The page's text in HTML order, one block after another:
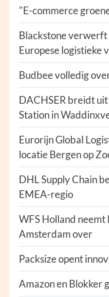
"E-commerce
Blackstone
Europese logistieke
Budbee volledig
DACHSER breidt
Station in
Eurorijn Global
locatie Bergen op
DHL Supply Chain
EMEA-regio
WFS Holland
Amsterdam over
Packsize opent
Amazon en Blokker